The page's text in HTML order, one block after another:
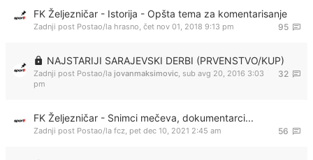
FK Željezničar - Istorija - Opšta tema za komentarisanje
95
Zadnji post Postao/la hrasno, čet nov 01, 2018 9:13 pm
NAJSTARIJI SARAJEVSKI DERBI (PRVENSTVO/KUP)
32
Zadnji post Postao/la jovanmaksimovic, sub avg 20, 2016 3:03
pm
FK Željezničar - Snimci mečeva, dokumentarci...
56
Zadnji post Postao/la fcz, pet dec 10, 2021 2:45 am